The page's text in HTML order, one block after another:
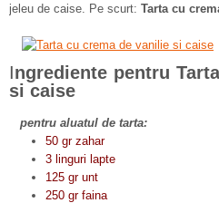
jeleu de caise. Pe scurt: Tarta cu
Ingrediente pentru
si caise
pentru aluatul de tarta:
50 gr zahar
3 linguri lapte
125 gr unt
250 gr faina